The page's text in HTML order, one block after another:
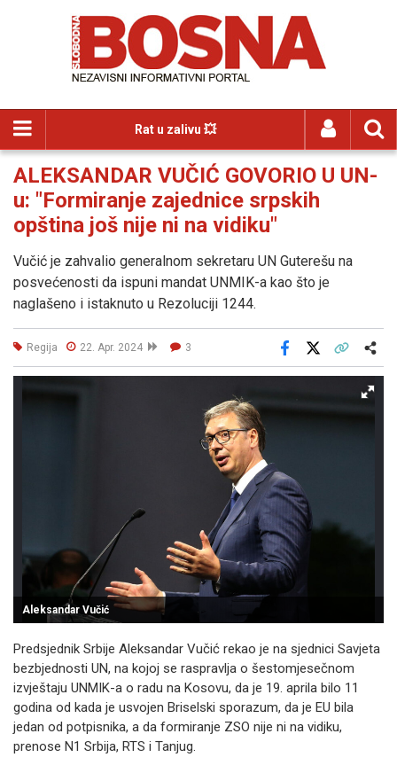
Rat u zalivu 💥
ALEKSANDAR VUČIĆ GOVORIO U UN-
u: "Formiranje zajednice srpskih
opština još nije ni na vidiku"
Vučić je zahvalio generalnom sekretaru UN Guterešu na
posvećenosti da ispuni mandat UNMIK-a kao što je
naglašeno i istaknuto u Rezoluciji 1244.
Regija 22. Apr. 2024 3
Facebook
Aleksandar Vučić
Predsjednik Srbije Aleksandar Vučić rekao je na sjednici Savjeta
bezbjednosti UN, na kojoj se raspravlja o šestomjesečnom
izvještaju UNMIK-a o radu na Kosovu, da je 19. aprila bilo 11
godina od kada je usvojen Briselski sporazum, da je EU bila
jedan od potpisnika, a da formiranje ZSO nije ni na vidiku,
prenose N1 Srbija, RTS i Tanjug.